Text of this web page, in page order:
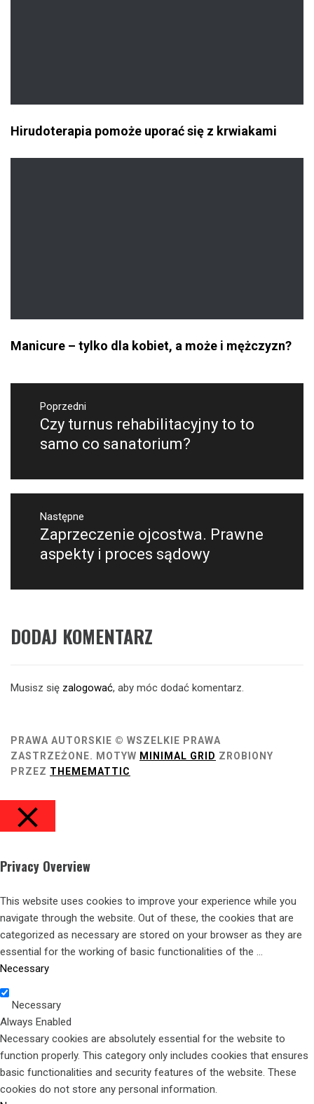
Hirudoterapia pomoże uporać się z krwiakami
Manicure – tylko dla kobiet, a może i mężczyzn?
Nawigacja
wpisu
Poprzedni
Poprzedni
wpis:
Czy turnus rehabilitacyjny to to
samo co sanatorium?
Następne
Następny
post:
Zaprzeczenie ojcostwa. Prawne
aspekty i proces sądowy
DODAJ KOMENTARZ
Musisz się zalogować, aby móc dodać komentarz.
PRAWA AUTORSKIE © WSZELKIE PRAWA
ZASTRZEŻONE. MOTYW MINIMAL GRID ZROBIONY
PRZEZ THEMEMATTIC
CLOSE
Privacy Overview
This website uses cookies to improve your experience while you
navigate through the website. Out of these, the cookies that are
categorized as necessary are stored on your browser as they are
essential for the working of basic functionalities of the ...
Necessary
Necessary
Always Enabled
Necessary cookies are absolutely essential for the website to
function properly. This category only includes cookies that ensures
basic functionalities and security features of the website. These
cookies do not store any personal information.